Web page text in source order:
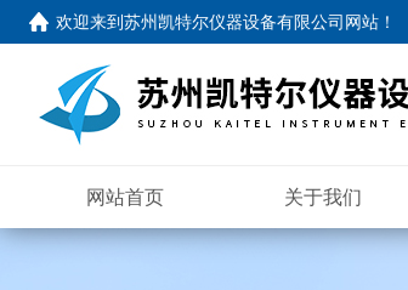
欢迎来到苏州凯特尔仪器设备有限公司网站！
网站首页 关于我们